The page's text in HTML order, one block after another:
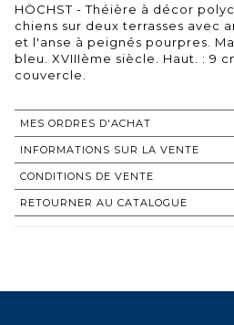
HÖCHST - Théière à décor
chiens sur deux terrasses avec
et l'anse à peignés pourpres.
bleu. XVIIIème siècle. Haut. : 9
couvercle.
MES ORDRES D'ACHAT
INFORMATIONS SUR LA VENTE
CONDITIONS DE VENTE
RETOURNER AU CATALOGUE